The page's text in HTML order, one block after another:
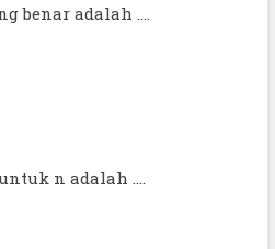
benar adalah ....
n adalah ....